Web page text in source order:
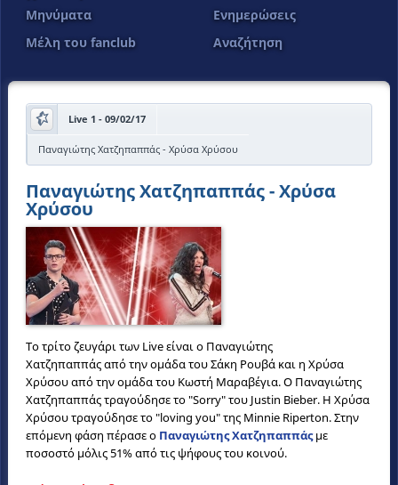
Μηνύματα
Ενημερώσεις
Μέλη του fanclub
Αναζήτηση
Live 1 - 09/02/17
Παναγιώτης Χατζηπαππάς - Χρύσα Χρύσου
Παναγιώτης Χατζηπαππάς - Χρύσα
Χρύσου
Το τρίτο ζευγάρι των Live είναι ο Παναγιώτης
Χατζηπαππάς από την ομάδα του Σάκη Ρουβά και η Χρύσα
Χρύσου από την ομάδα του Κωστή Μαραβέγια. Ο Παναγιώτης
Χατζηπαππάς τραγούδησε το "Sorry" του Justin Bieber. Η Χρύσα
Χρύσου τραγούδησε το "loving you" της Minnie Riperton. Στην
επόμενη φάση πέρασε o Παναγιώτης Χατζηπαππάςμε
ποσοστό μόλις 51% από τις ψήφους του κοινού.